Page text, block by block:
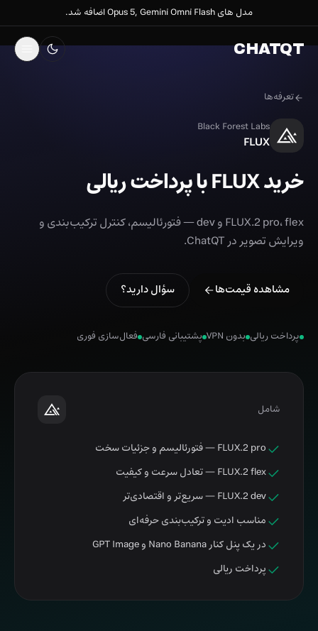
مدل های Opus 5, Gemini Omni Flash اضافه شد.
CHATQT
تعرفه‌ها
Black Forest Labs
FLUX
خرید FLUX با پرداخت ریالی
FLUX.2 pro، flex و dev — فتورئالیسم، کنترل ترکیب‌بندی و
ویرایش تصویر در ChatQT.
مشاهده قیمت‌ها سؤال دارید؟
پرداخت ریالی بدون VPN پشتیبانی فارسی فعال‌سازی فوری
شامل
FLUX.2 pro — فتورئالیسم و جزئیات سخت
FLUX.2 flex — تعادل سرعت و کیفیت
FLUX.2 dev — سریع‌تر و اقتصادی‌تر
مناسب ادیت و ترکیب‌بندی حرفه‌ای
در یک پنل کنار Nano Banana و GPT Image
پرداخت ریالی